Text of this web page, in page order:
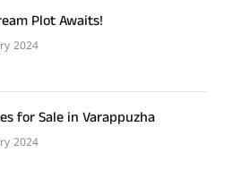
Plot Awaits!
2024
for Sale in Varappuzha
2024